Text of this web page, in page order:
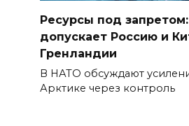
Ресурсы под
допускает Россию и
Гренландии
В НАТО обсуждают
Арктике через контроль